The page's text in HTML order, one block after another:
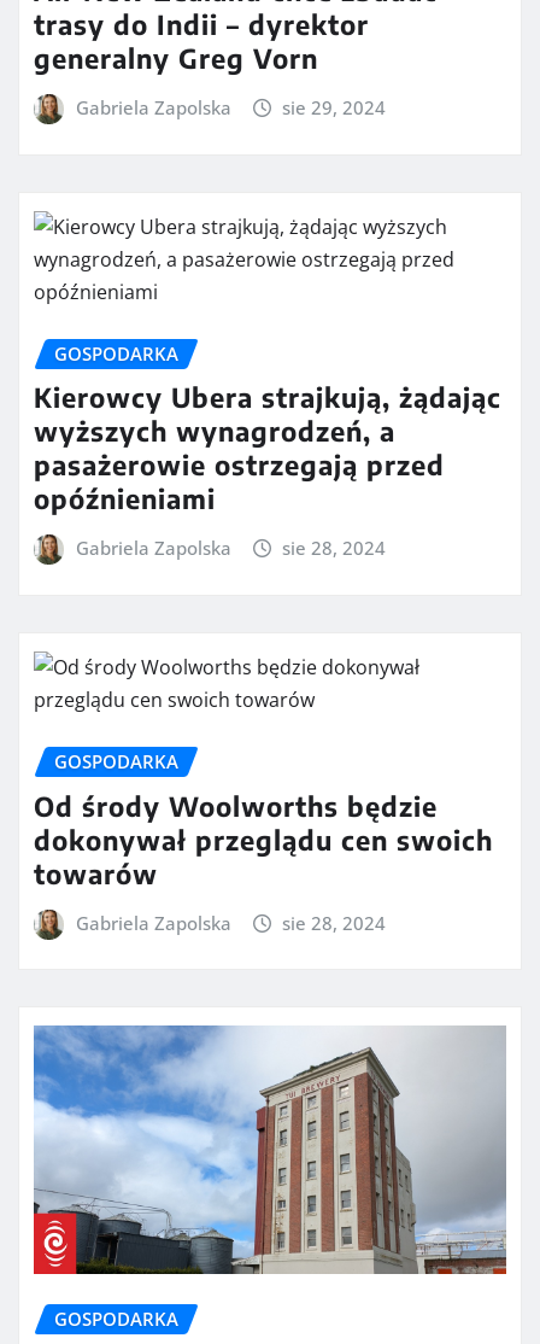
trasy do Indii – dyrektor
generalny Greg Vorn
Gabriela Zapolska sie 29, 2024
GOSPODARKA
Kierowcy Ubera strajkują, żądając
wyższych wynagrodzeń, a
pasażerowie ostrzegają przed
opóźnieniami
Gabriela Zapolska sie 28, 2024
GOSPODARKA
Od środy Woolworths będzie
dokonywał przeglądu cen swoich
towarów
Gabriela Zapolska sie 28, 2024
GOSPODARKA